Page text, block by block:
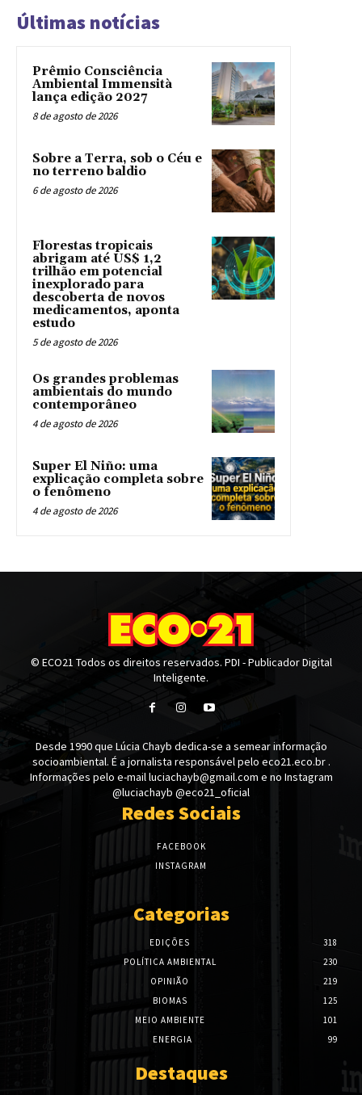
Últimas notícias
Prêmio Consciência
Ambiental Immensità
lança edição 2027
8 de agosto de 2026
Sobre a Terra, sob o Céu e
no terreno baldio
6 de agosto de 2026
Florestas tropicais
abrigam até US$ 1,2
trilhão em potencial
inexplorado para
descoberta de novos
medicamentos, aponta
estudo
5 de agosto de 2026
Os grandes problemas
ambientais do mundo
contemporâneo
4 de agosto de 2026
Super El Niño: uma
explicação completa sobre
o fenômeno
4 de agosto de 2026
© ECO21 Todos os direitos reservados. PDI - Publicador Digital
Inteligente.
Desde 1990 que Lúcia Chayb dedica-se a semear informação
socioambiental. É a jornalista responsável pelo eco21.eco.br .
Informações pelo e-mail luciachayb@gmail.com e no Instagram
@luciachayb @eco21_oficial
Redes Sociais
FACEBOOK
INSTAGRAM
Categorias
EDIÇÕES
318
POLÍTICA AMBIENTAL
230
OPINIÃO
219
BIOMAS
125
MEIO AMBIENTE
101
ENERGIA
99
Destaques